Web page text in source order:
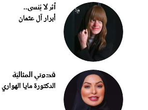
أثر لا يُنسى..
أبرار آل عثمان
قدوتي المثاليّة
الدكتورة مايا الهواري